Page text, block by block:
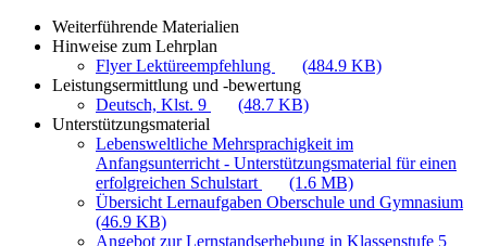
Weiterführende Materialien
Hinweise zum Lehrplan
Flyer Lektüreempfehlung
(484.9 KB)
Leistungsermittlung und -bewertung
Deutsch, Klst. 9
(48.7 KB)
Unterstützungsmaterial
Lebensweltliche Mehrsprachigkeit im
Anfangsunterricht - Unterstützungsmaterial für einen
erfolgreichen Schulstart
(1.6 MB)
Übersicht Lernaufgaben Oberschule und Gymnasium
(46.9 KB)
Angebot zur Lernstandserhebung in Klassenstufe 5